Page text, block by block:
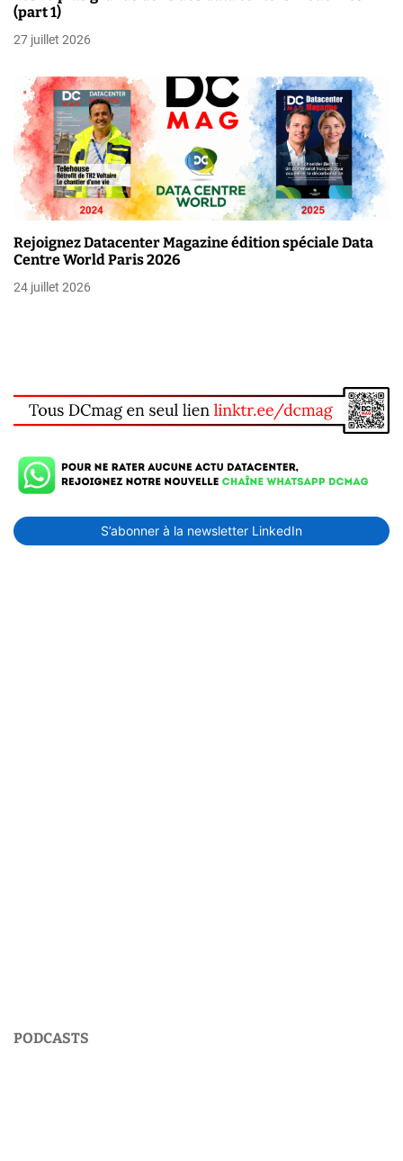
l
e
(part 1)
27 juillet 2026
Rejoignez Datacenter Magazine édition spéciale Data
Centre World Paris 2026
24 juillet 2026
S’abonner à la newsletter LinkedIn
PODCASTS